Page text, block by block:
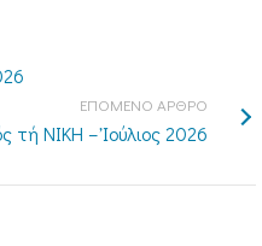
ΕΠΟΜΕΝΟ ΑΡΘΡΟ
τή ΝΙΚΗ – Ἰούλιος 2026